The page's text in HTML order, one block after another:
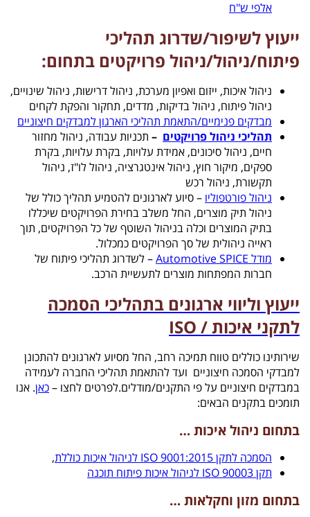
אלפי ש"ח
ייעוץ לשיפור/שדרוג תהליכי
פיתוח/ניהול/ניהול פרויקטים בתחום:
ניהול איכות, ייזום ואפיון מערכת, ניהול דרישות, ניהול שינויים,
ניהול פיתוח, ניהול בדיקות, מדדים, תחקור והפקת לקחים
מבדקים פנימיים/התאמת תהליכי הארגון למבדקים חיצוניים
תהליכי ניהול פרויקטים – תכניות עבודה, ניהול מחזור
חיים, ניהול סיכונים, אמידת עלויות, בקרת עלויות, בקרת
ספקים, מיקור חוץ, ניהול אינטגרציה, ניהול לו"ז, ניהול
תקשורת, ניהול רכש
ניהול פורטפוליו – סיוע לארגונים להטמיע תהליך כולל של
ניהול תיק מוצרים, החל משלב בחירת הפרויקטים שיכללו
בתיק המוצרים וכלה בניהול השוטף של כל הפרויקטים, תוך
ראייה ניהולית של סך הפרויקטים כמכלול.
מודל Automotive SPICE
– לשדרוג תהליכי פיתוח של
חברות המפתחות מוצרים לתעשיית הרכב.
ייעוץ וליווי ארגונים בתהליכי הסמכה
לתקני איכות / ISO
שירותינו כוללים טווח תמיכה רחב, החל מסיוע לארגונים להתכונן
למבדקי הסמכה חיצוניים ועד להתאמת תהליכי החברה לעמידה
במבדקים חיצוניים על פי התקנים/מודלים.לפרטים לחצו –כאן. אנו
תומכים בתקנים הבאים:
בתחום ניהול איכות …
הסמכה לתקן ISO 9001:2015 לניהול איכות כוללת
,
תקן ISO 90003 לניהול איכות פיתוח תוכנה
בתחום מזון וחקלאות …